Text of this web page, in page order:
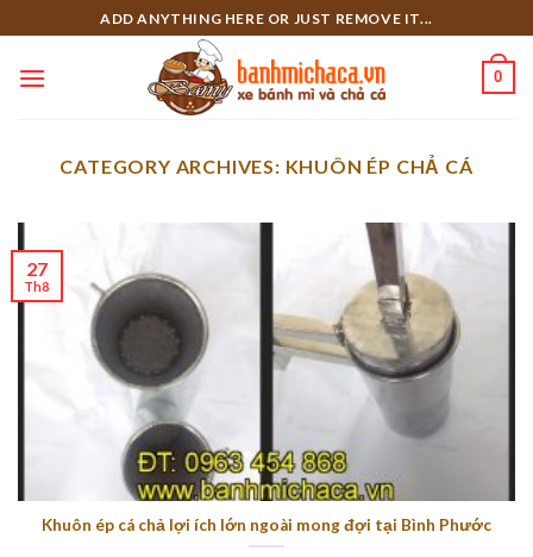
to
content
ADD ANYTHING HERE OR JUST REMOVE IT...
0
CATEGORY ARCHIVES: KHUÔN ÉP CHẢ CÁ
Khuôn ép cá chả lợi ích lớn ngoài mong đợi tại Bình Phước
27
Th8